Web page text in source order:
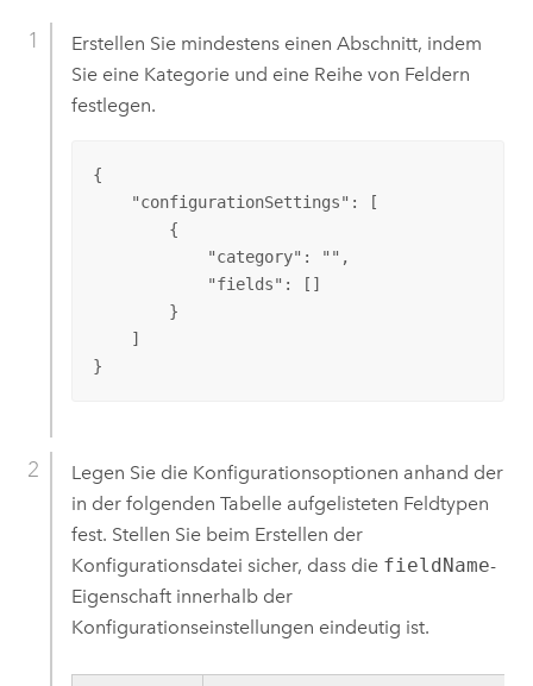
Erstellen Sie mindestens einen Abschnitt, indem
Sie eine Kategorie und eine Reihe von Feldern
festlegen.
{
    "configurationSettings": [
        {
            "category": "",
            "fields": []
        }
    ]
}
Legen Sie die Konfigurationsoptionen anhand der
in der folgenden Tabelle aufgelisteten Feldtypen
fest. Stellen Sie beim Erstellen der
Konfigurationsdatei sicher, dass die fieldName-
Eigenschaft innerhalb der
Konfigurationseinstellungen eindeutig ist.